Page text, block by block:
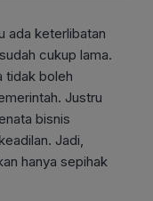
ada keterlibatan
cukup lama.
tidak boleh
Justru
bisnis
Jadi,
hanya sepihak